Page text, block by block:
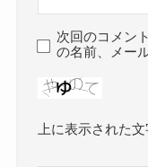
次回のコメン
の名前、メー
上に表示された文